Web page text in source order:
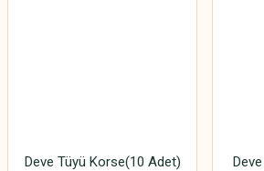
Deve Tüyü Korse(10 Adet)